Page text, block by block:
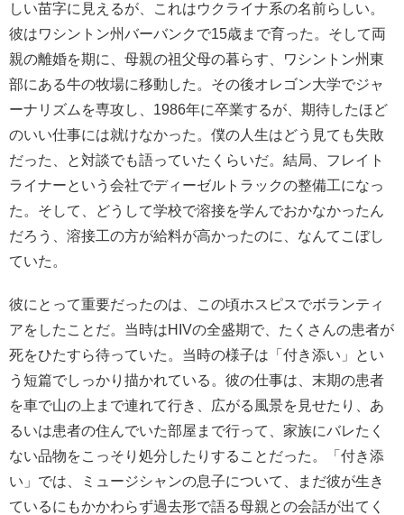
しい苗字に見えるが、これはウクライナ系の名前らしい。
彼はワシントン州バーバンクで15歳まで育った。そして両
親の離婚を期に、母親の祖父母の暮らす、ワシントン州東
部にある牛の牧場に移動した。その後オレゴン大学でジャ
ーナリズムを専攻し、1986年に卒業するが、期待したほど
のいい仕事には就けなかった。僕の人生はどう見ても失敗
だった、と対談でも語っていたくらいだ。結局、フレイト
ライナーという会社でディーゼルトラックの整備工になっ
た。そして、どうして学校で溶接を学んでおかなかったん
だろう、溶接工の方が給料が高かったのに、なんてこぼし
ていた。
彼にとって重要だったのは、この頃ホスピスでボランティ
アをしたことだ。当時はHIVの全盛期で、たくさんの患者が
死をひたすら待っていた。当時の様子は「付き添い」とい
う短篇でしっかり描かれている。彼の仕事は、末期の患者
を車で山の上まで連れて行き、広がる風景を見せたり、あ
るいは患者の住んでいた部屋まで行って、家族にバレたく
ない品物をこっそり処分したりすることだった。「付き添
い」では、ミュージシャンの息子について、まだ彼が生き
ているにもかかわらず過去形で語る母親との会話が出てく